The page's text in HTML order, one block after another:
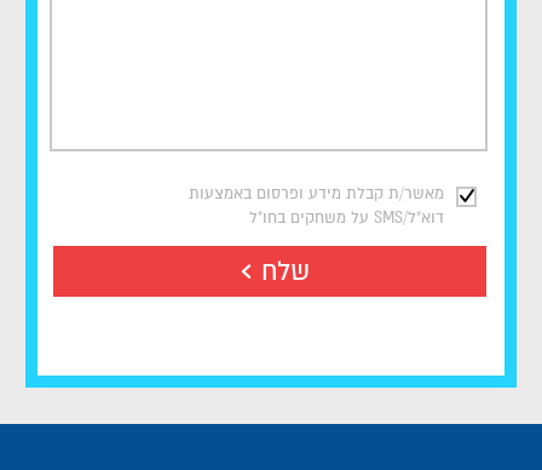
מאשר/ת קבלת מידע ופרסום באמצעות
דוא"ל/SMS על משחקים בחו"ל
שלח